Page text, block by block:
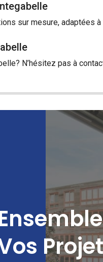
sur mesure, adaptées
N’hésitez pas à